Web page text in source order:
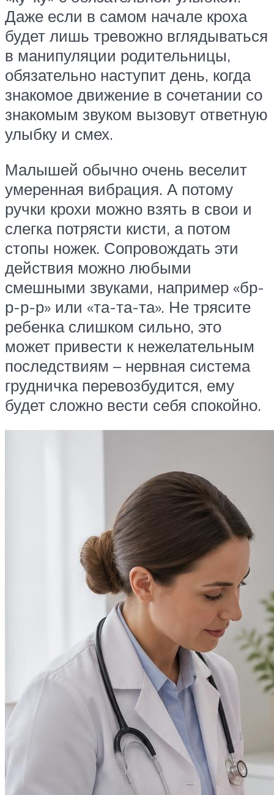
Даже если в самом начале кроха
будет лишь тревожно вглядываться
в манипуляции родительницы,
обязательно наступит день, когда
знакомое движение в сочетании со
знакомым звуком вызовут ответную
улыбку и смех.
Малышей обычно очень веселит
умеренная вибрация. А потому
ручки крохи можно взять в свои и
слегка потрясти кисти, а потом
стопы ножек. Сопровождать эти
действия можно любыми
смешными звуками, например «бр-
р-р-р» или «та-та-та». Не трясите
ребенка слишком сильно, это
может привести к нежелательным
последствиям – нервная система
грудничка перевозбудится, ему
будет сложно вести себя спокойно.